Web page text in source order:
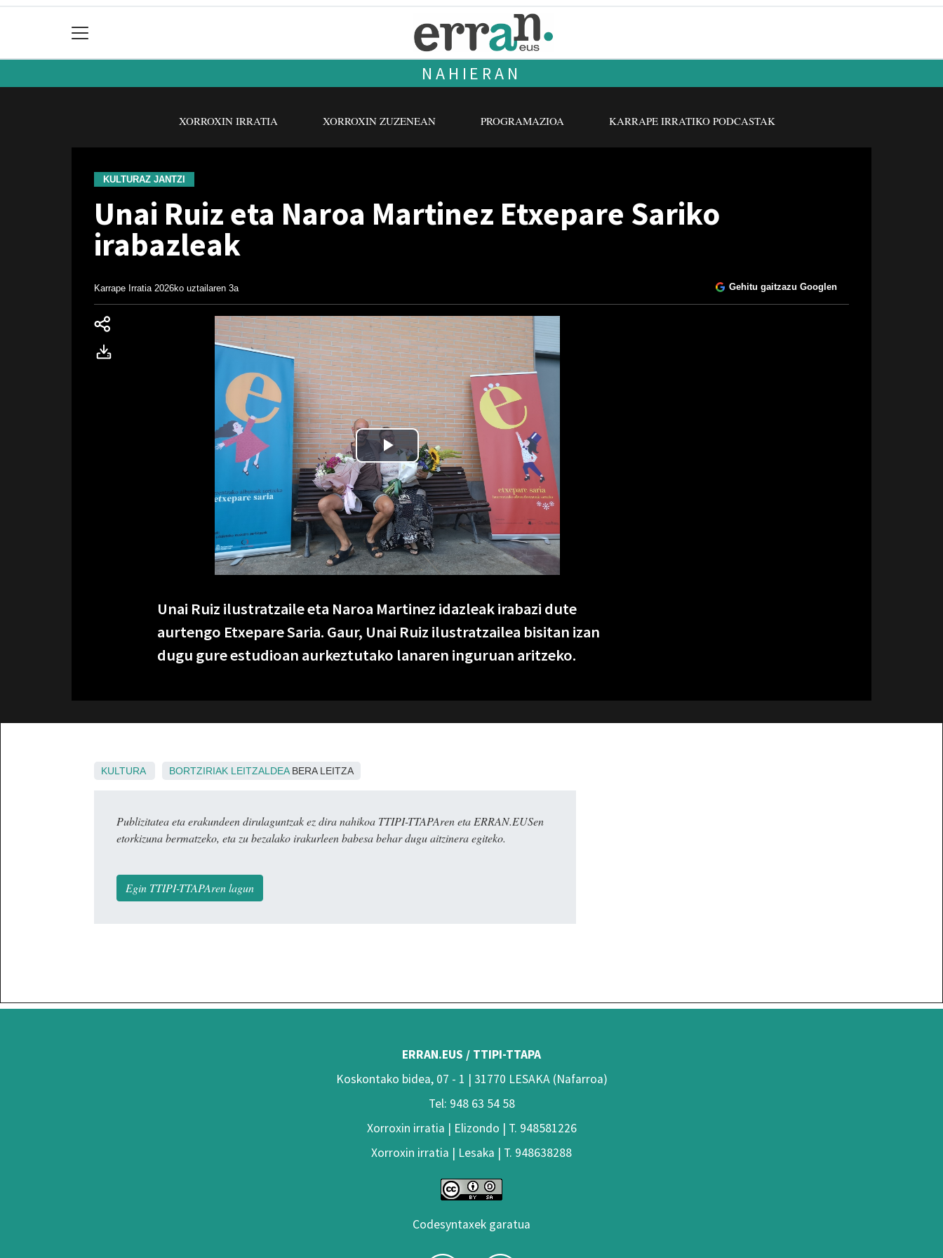
NAHIERAN
XORROXIN IRRATIA XORROXIN ZUZENEAN PROGRAMAZIOA KARRAPE IRRATIKO PODCASTAK
KULTURAZ JANTZI
Unai Ruiz eta Naroa Martinez Etxepare Sariko
irabazleak
Karrape Irratia 2026ko uztailaren 3a Gehitu gaitzazu Googlen
Unai Ruiz ilustratzaile eta Naroa Martinez idazleak irabazi dute
aurtengo Etxepare Saria. Gaur, Unai Ruiz ilustratzailea bisitan izan
dugu gure estudioan aurkeztutako lanaren inguruan aritzeko.
KULTURA BORTZIRIAK LEITZALDEABERA LEITZA
Publizitatea eta erakundeen dirulaguntzak ez dira nahikoa TTIPI-TTAPAren eta ERRAN.EUSen
etorkizuna bermatzeko, eta zu bezalako irakurleen babesa behar dugu aitzinera egiteko.
Egin TTIPI-TTAPAren lagun
ERRAN.EUS / TTIPI-TTAPA
Koskontako bidea, 07 - 1 | 31770 LESAKA (Nafarroa)
Tel: 948 63 54 58
Xorroxin irratia | Elizondo | T. 948581226
Xorroxin irratia | Lesaka | T. 948638288
Codesyntaxek garatua